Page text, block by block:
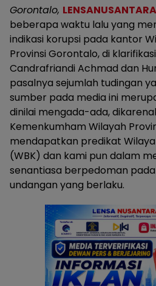
Gorontalo,
beberapa waktu lalu yang
indikasi korupsi pada kantor
Provinsi Gorontalo, di
Candrafriandi Achmad dan
pasalnya sejumlah tudingan
sumber pada media ini
dinilai mengada-ada,
Kemenkumham Wilayah
mendapatkan predikat
(WBK) dan kami pun dalam
senantiasa berpedoman
undangan yang berlaku.